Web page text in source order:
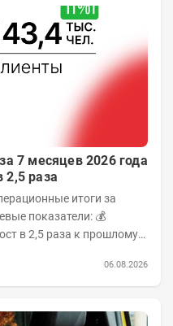
7 месяцев 2026 года
2,5 раза
итоги за
06.08.2026